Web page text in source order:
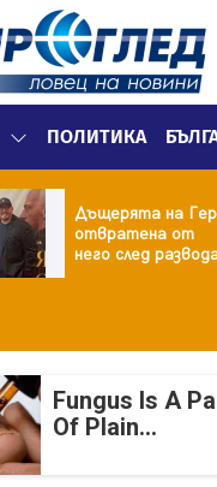
ПОЛИТИКА
Дъщерята на
отвратена от
него след
Fungus Is A
Of Plain...